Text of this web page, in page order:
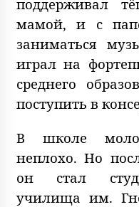
поддерживал
мамой, и с
заниматься
играл на
среднего
поступить в
В школе
неплохо. Но
он стал
училища им.